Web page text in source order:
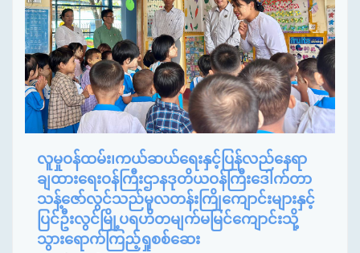
လူမှုဝန်ထမ်း၊ကယ်ဆယ်ရေးနှင့်ပြန်လည်နေရာ
ချထားရေးဝန်ကြီးဌာနဒုတိယဝန်ကြီးဒေါက်တာ
သန့်ဇော်လွင်သည်မူလတန်းကြိုကျောင်းများနှင့်
ပြင်ဦးလွင်မြို့ပရဟိတမျက်မမြင်ကျောင်းသို့
သွားရောက်ကြည့်ရှုစစ်ဆေး